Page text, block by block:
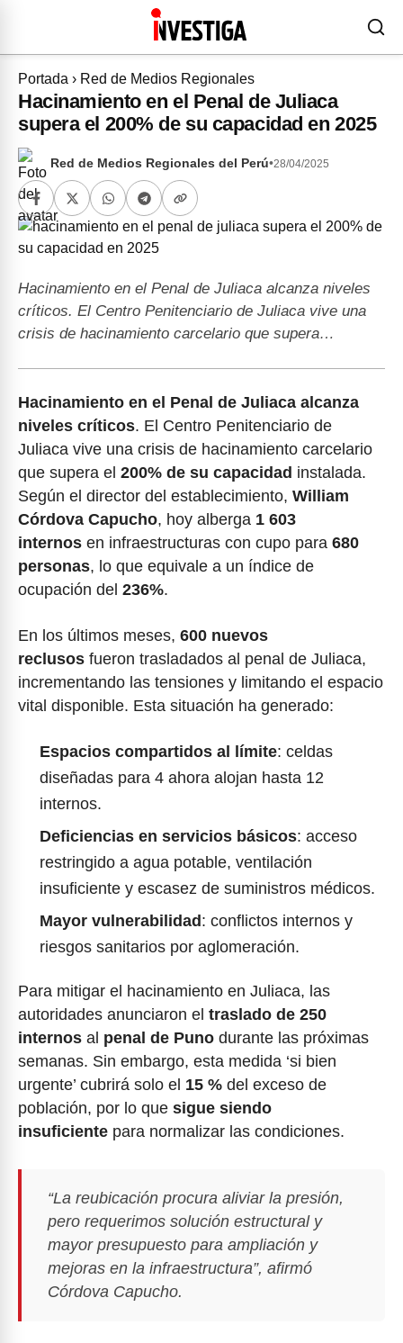
Portada › Red de Medios Regionales
Hacinamiento en el Penal de Juliaca
supera el 200% de su capacidad en 2025
Red de Medios Regionales del Perú•28/04/2025
Hacinamiento en el Penal de Juliaca alcanza niveles
críticos. El Centro Penitenciario de Juliaca vive una
crisis de hacinamiento carcelario que supera…
Hacinamiento en el Penal de Juliaca alcanza
niveles críticos. El Centro Penitenciario de
Juliaca vive una crisis de hacinamiento carcelario
que supera el 200% de su capacidad instalada.
Según el director del establecimiento, William
Córdova Capucho, hoy alberga 1 603
internos en infraestructuras con cupo para 680
personas, lo que equivale a un índice de
ocupación del 236%.
En los últimos meses, 600 nuevos
reclusos fueron trasladados al penal de Juliaca,
incrementando las tensiones y limitando el espacio
vital disponible. Esta situación ha generado:
Espacios compartidos al límite: celdas
diseñadas para 4 ahora alojan hasta 12
internos.
Deficiencias en servicios básicos: acceso
restringido a agua potable, ventilación
insuficiente y escasez de suministros médicos.
Mayor vulnerabilidad : conflictos internos y
riesgos sanitarios por aglomeración.
Para mitigar el hacinamiento en Juliaca, las
autoridades anunciaron el traslado de 250
internos al penal de Puno durante las próximas
semanas. Sin embargo, esta medida ‘si bien
urgente’ cubrirá solo el 15 % del exceso de
población, por lo que sigue siendo
insuficiente para normalizar las condiciones.
“La reubicación procura aliviar la presión,
pero requerimos solución estructural y
mayor presupuesto para ampliación y
mejoras en la infraestructura”, afirmó
Córdova Capucho.